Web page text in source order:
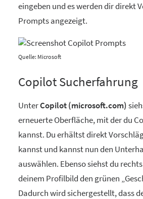
eingeben und es werden dir direkt
Prompts angezeigt.
Quelle: Microsoft
Copilot Sucherfahrung
UnterCopilot (microsoft.com)
erneuerte Oberfläche, mit der du
kannst. Du erhältst direkt
kannst und kannst nun den
auswählen. Ebenso siehst du
deinem Profilbild den grünen
Dadurch wird sichergestellt, dass